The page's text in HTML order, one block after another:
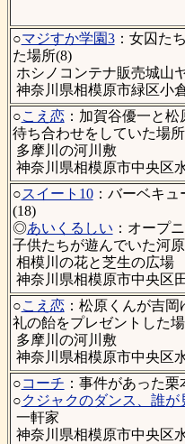
○マジすか学園3：女囚た
た場所(8)
ホシノコンテナ販売城山
神奈川県相模原市緑区小
○こえ恋：加賀谷優一と松
待ち合わせをしていた場
多摩川の河川敷
神奈川県相模原市中央区
○スイート10：バーベキュ
(18)
◎あいくるしい ：オープ
子供たちが遊んでいた河原
相模川の花と芝生の広場
神奈川県相模原市中央区
○こえ恋：松原くんが吉岡
礼の飴をプレゼントした
多摩川の河川敷
神奈川県相模原市中央区
○コーチ ：事件があった栗
○クジャクのダンス、誰が
一軒家
神奈川県相模原市中央区